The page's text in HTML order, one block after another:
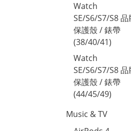
Watch
SE/S6/S7/S8 品
保護殼 / 錶帶
(38/40/41)
Watch
SE/S6/S7/S8 品
保護殼 / 錶帶
(44/45/49)
Music & TV